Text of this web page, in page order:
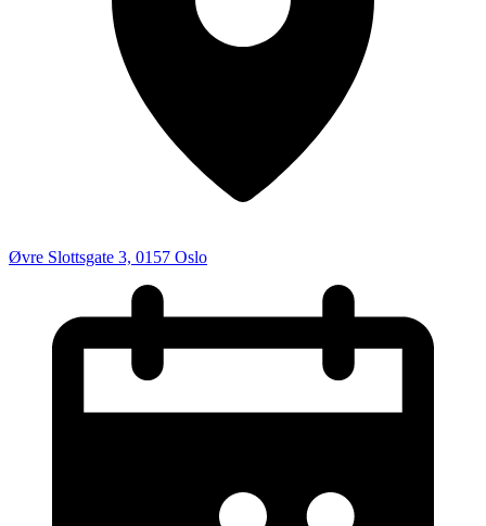
Øvre Slottsgate 3, 0157 Oslo